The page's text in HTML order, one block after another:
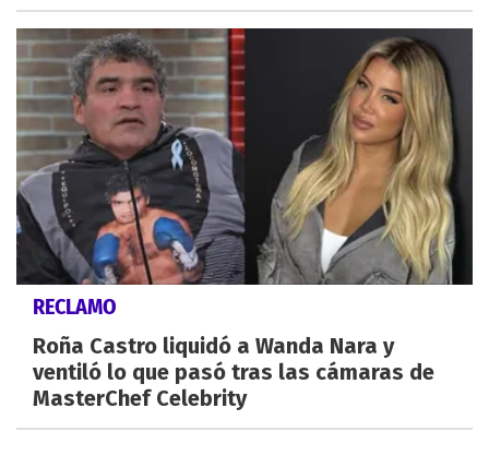
RECLAMO
Roña Castro liquidó a Wanda Nara y
ventiló lo que pasó tras las cámaras de
MasterChef Celebrity